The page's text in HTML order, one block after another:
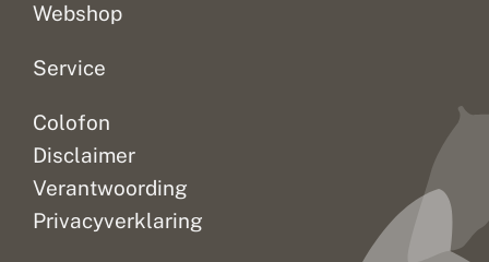
Webshop
Service
Colofon
Disclaimer
Verantwoording
Privacyverklaring